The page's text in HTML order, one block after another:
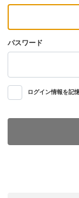
パスワード
ログイン情報を記